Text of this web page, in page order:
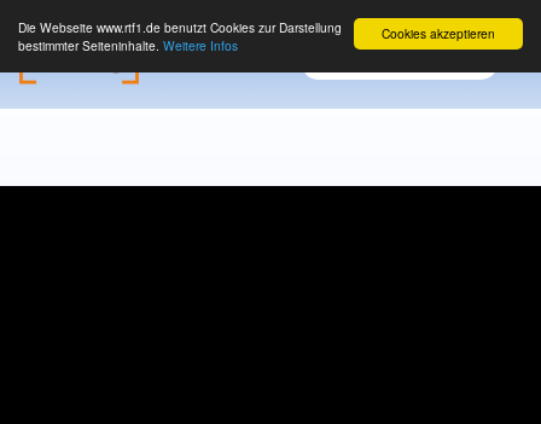
Cookies akzeptieren
Die Webseite www.rtf1.de benutzt Cookies zur Darstellung
bestimmter Seiteninhalte. Weitere Infos